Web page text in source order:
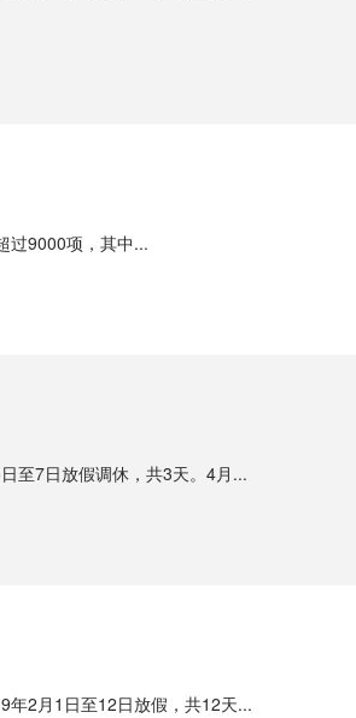
过9000项，其中...
至7日放假调休，共3天。4月...
年2月1日至12日放假，共12天...